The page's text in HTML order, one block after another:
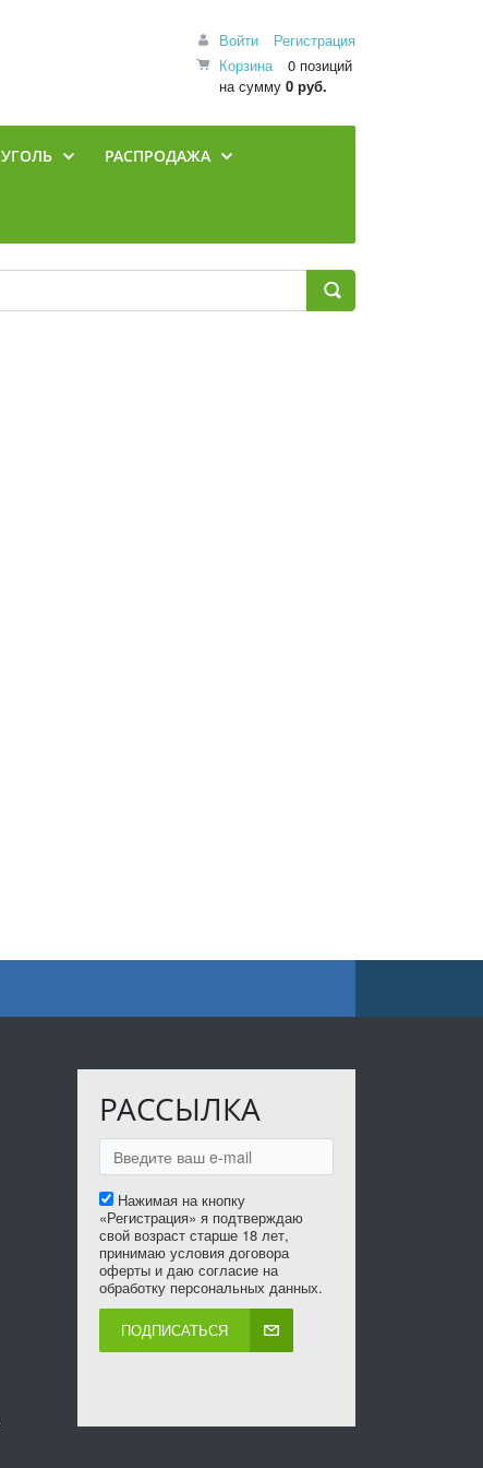
Войти
Регистрация
Корзина
0 позиций
на сумму 0 руб.
УГОЛЬ РАСПРОДАЖА
РАССЫЛКА
Нажимая на кнопку
«Регистрация» я подтверждаю
свой возраст старше 18 лет,
принимаю условия договора
оферты и даю согласие на
обработку персональных данных.
ПОДПИСАТЬСЯ